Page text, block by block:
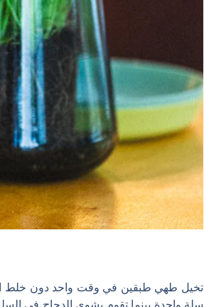
تخيل طهي طبقين في وقت واحد دون خلط